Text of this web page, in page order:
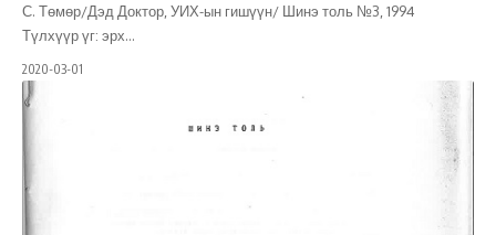
С. Төмөр/Дэд Доктор, УИХ-ын гишүүн/ Шинэ толь №3, 1994
Түлхүүр үг: эрх…
2020-03-01